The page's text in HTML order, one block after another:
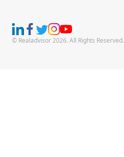
© Realadvisor 2026. All Rights Reserved.